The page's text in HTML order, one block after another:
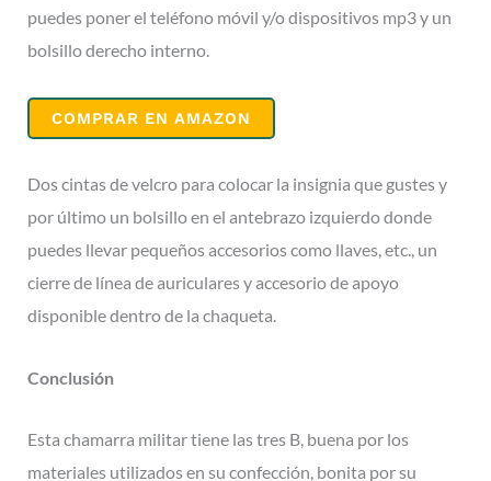
puedes poner el teléfono móvil y/o dispositivos mp3 y un
bolsillo derecho interno.
COMPRAR EN AMAZON
Dos cintas de velcro para colocar la insignia que gustes y
por último un bolsillo en el antebrazo izquierdo donde
puedes llevar pequeños accesorios como llaves, etc., un
cierre de línea de auriculares y accesorio de apoyo
disponible dentro de la chaqueta.
Conclusión
Esta chamarra militar tiene las tres B, buena por los
materiales utilizados en su confección, bonita por su